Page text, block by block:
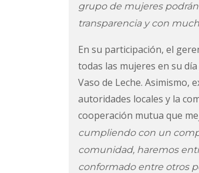
grupo de mujeres
transparencia y con
En su participación, el
todas las mujeres en su
Vaso de Leche. Asimismo,
autoridades locales y la
cooperación mutua que
cumpliendo con un
comunidad, haremos
conformado entre otros